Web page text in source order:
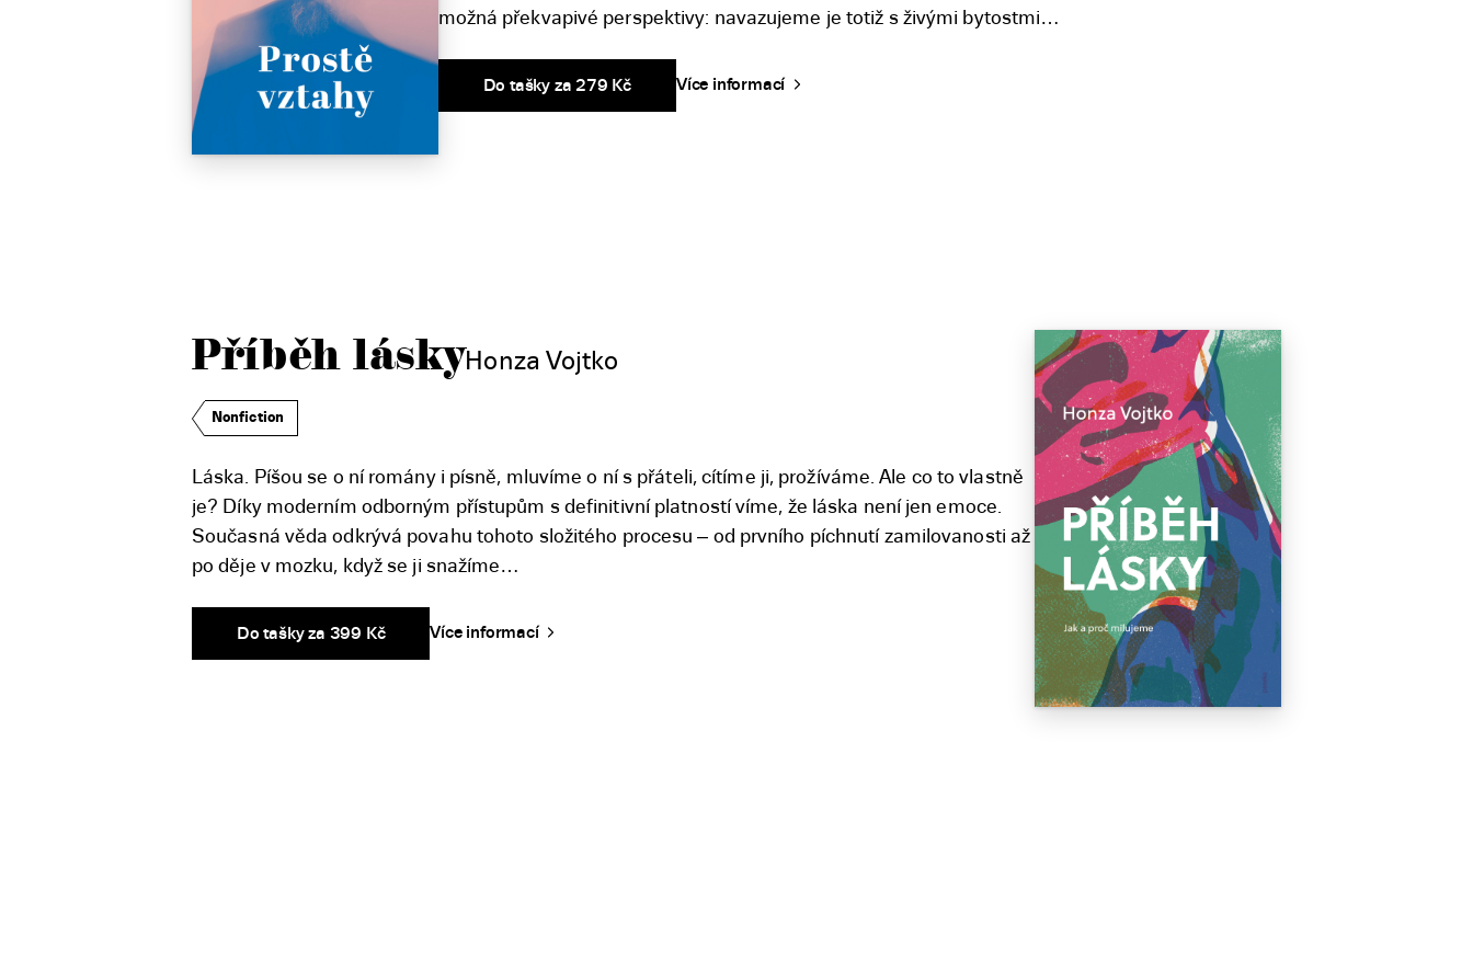
možná překvapivé perspektivy: navazujeme je totiž s živými bytostmi…
Do tašky za 279 Kč Více informací
Příběh láskyHonza Vojtko
Nonfiction
Láska. Píšou se o ní romány i písně, mluvíme o ní s přáteli, cítíme ji, prožíváme. Ale co to vlastně
je? Díky moderním odborným přístupům s definitivní platností víme, že láska není jen emoce.
Současná věda odkrývá povahu tohoto složitého procesu – od prvního píchnutí zamilovanosti až
po děje v mozku, když se ji snažíme…
Do tašky za 399 Kč Více informací